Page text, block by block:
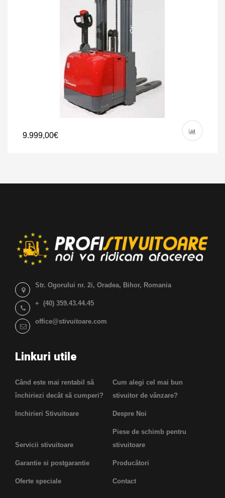
9.999,00€
Str. Ogorului nr. 2i, Oradea, Bihor, Romania
+ (40) 359.43.44.45
office@stivuitoare.com
Linkuri utile
Când este mai rentabil să
închiriezi decât să cumperi?
Cum alegi cel mai bun
stivuitor de vânzare?
Inchirieri Stivuitoare Despre Noi
Servicii stivuitoare
Piese de schimb pentru
stivuitoare
Garantie si postgarantie Producători
Oferte speciale Contact